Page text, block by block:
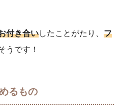
付き合いしたことがたり、 フ
うです！
るもの